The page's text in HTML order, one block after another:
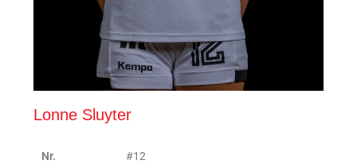
Lonne Sluyter
Nr. #12